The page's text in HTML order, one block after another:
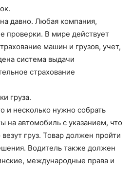
давно. Любая компания,
проверки. В мире действует
машин и грузов, учет,
система выдачи
страхование
груза.
и несколько нужно собрать
на автомобиль с указанием, что
груз. Товар должен пройти
Водитель также должен
международные права и